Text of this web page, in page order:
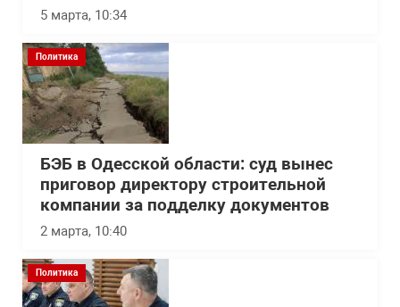
5 марта, 10:34
Политика
БЭБ в Одесской области: суд вынес
приговор директору строительной
компании за подделку документов
2 марта, 10:40
Политика